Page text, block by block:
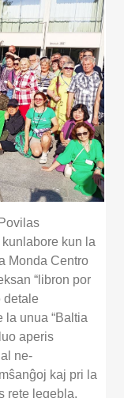
kun la
Monda Centro
“libron por
detale
la unua “Baltia
aperis
ne-
kaj pri la
rete legebla.